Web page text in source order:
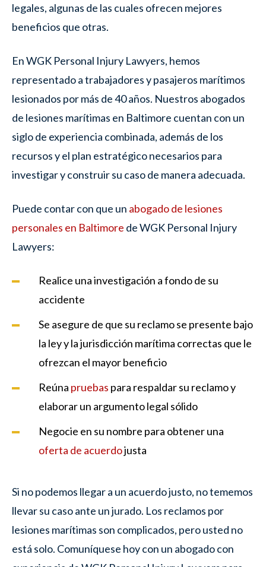
legales, algunas de las cuales ofrecen mejores
beneficios que otras.
EnWGK Personal Injury Lawyers, hemos
representado a trabajadores y pasajeros marítimos
lesionados por más de 40 años. Nuestros abogados
de lesiones marítimas en Baltimore cuentan con un
siglo de experiencia combinada, además de los
recursos y el plan estratégico necesarios para
investigar y construir su caso de manera adecuada.
Puede contar con que un abogado de lesiones
personales en Baltimore de WGK Personal Injury
Lawyers:
Realice una investigación a fondo de su
accidente
Se asegure de que su reclamo se presente bajo
la ley y la jurisdicción marítima correctas que le
ofrezcan el mayor beneficio
Reúna pruebas para respaldar su reclamo y
elaborar un argumento legal sólido
Negocie en su nombre para obtener una
oferta de acuerdojusta
Si no podemos llegar a un acuerdo justo, no tememos
llevar su caso ante un jurado. Los reclamos por
lesiones marítimas son complicados, pero usted no
está solo. Comuníquese hoy con un abogado con